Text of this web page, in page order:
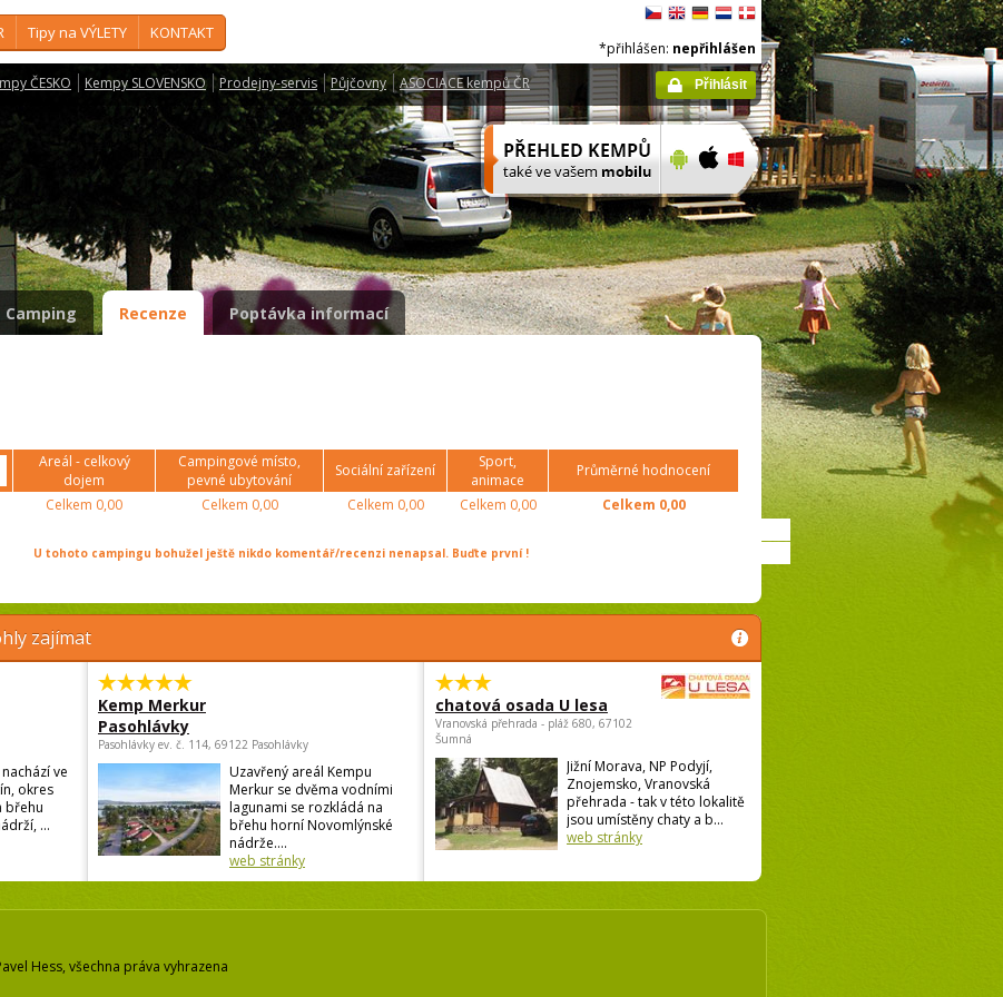
Tipy na VÝLETY KONTAKT
ČESKO Kempy SLOVENSKO Prodejny-servis Půjčovny ASOCIACE kempů ČR
*přihlášen: nepřihlášen
Přihlásit
Camping Recenze Poptávka informací
Areál - celkový
dojem
Campingové místo,
pevné ubytování
Sociální zařízení
Sport,
animace
Průměrné hodnocení
Celkem 0,00 Celkem 0,00 Celkem 0,00 Celkem 0,00 Celkem 0,00
U tohoto campingu bohužel ještě nikdo komentář/recenzi nenapsal. Buďte první !
zajímat
ve
okres
břehu
...
Kemp Merkur
Pasohlávky
Pasohlávky ev. č. 114, 69122 Pasohlávky
Uzavřený areál Kempu
Merkur se dvěma vodními
lagunami se rozkládá na
břehu horní Novomlýnské
nádrže....
web stránky
chatová osada U lesa
Vranovská přehrada - pláž 680, 67102
Šumná
Jižní Morava, NP Podyjí,
Znojemsko, Vranovská
přehrada - tak v této lokalitě
jsou umístěny chaty a b...
web stránky
Hess, všechna práva vyhrazena